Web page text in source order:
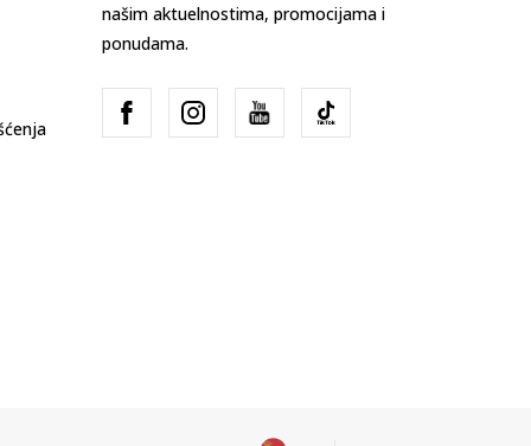
našim aktuelnostima, promocijama i
ponudama.